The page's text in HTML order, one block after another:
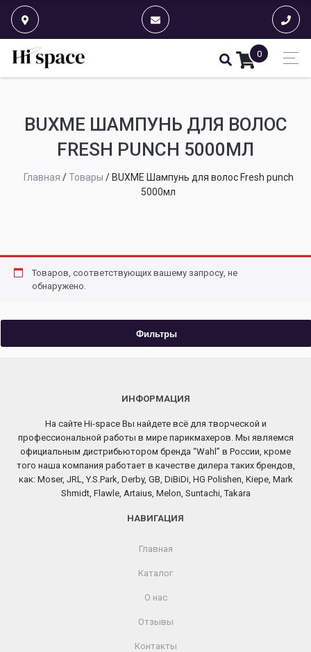
0
BUXME ШАМПУНЬ ДЛЯ ВОЛОС
FRESH PUNCH 5000МЛ
Главная /Товары / BUXME Шампунь для волос Fresh punch
5000мл
Товаров, соответствующих вашему запросу, не
обнаружено.
Фильтры
ИНФОРМАЦИЯ
На сайте Hi-space Вы найдете всё для творческой и
профессиональной работы в мире парикмахеров. Мы являемся
официальным дистрибьютором бренда “Wahl” в России, кроме
того наша компания работает в качестве дилера таких брендов,
как: Moser, JRL, Y.S.Park, Derby, GB, DiBiDi, HG Polishen, Kiepe, Mark
Shmidt, Flawle, Artaius, Melon, Suntachi, Takara
НАВИГАЦИЯ
Главная
Каталог
О нас
Отзывы
Контакты